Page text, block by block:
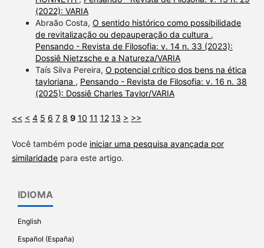
(2022): VARIA
Abraão Costa, O sentido histórico como possibilidade
de revitalização ou depauperação da cultura ,
Pensando - Revista de Filosofia: v. 14 n. 33 (2023):
Dossiê Nietzsche e a Natureza/VARIA
Taís Silva Pereira, O potencial crítico dos bens na ética
tayloriana , Pensando - Revista de Filosofia: v. 16 n. 38
(2025): Dossiê Charles Taylor/VARIA
<< < 4 5 6 7 8 9 10 11 12 13 > >>
Você também pode iniciar uma pesquisa avançada por
similaridadepara este artigo.
IDIOMA
English
Español (España)